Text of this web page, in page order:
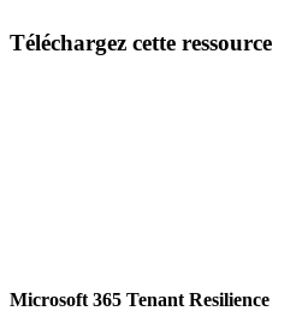
Téléchargez cette ressource
Microsoft 365 Tenant Resilience